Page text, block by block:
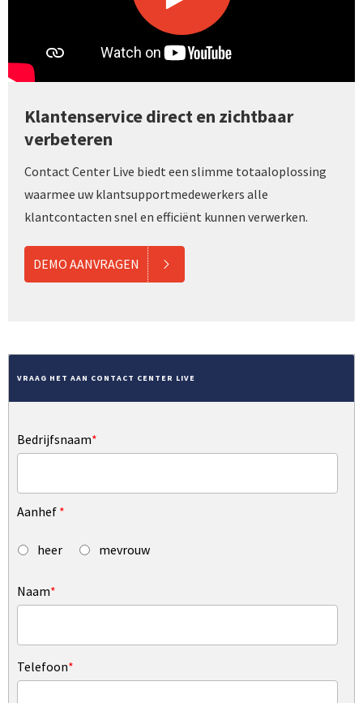
Klantenservice direct en zichtbaar
verbeteren
Contact Center Live biedt een slimme totaaloplossing
waarmee uw klantsupportmedewerkers alle
klantcontacten snel en efficiënt kunnen verwerken.
DEMO AANVRAGEN
VRAAG HET AAN CONTACT CENTER LIVE
Bedrijfsnaam*
Aanhef *
heer mevrouw
Naam*
Telefoon*